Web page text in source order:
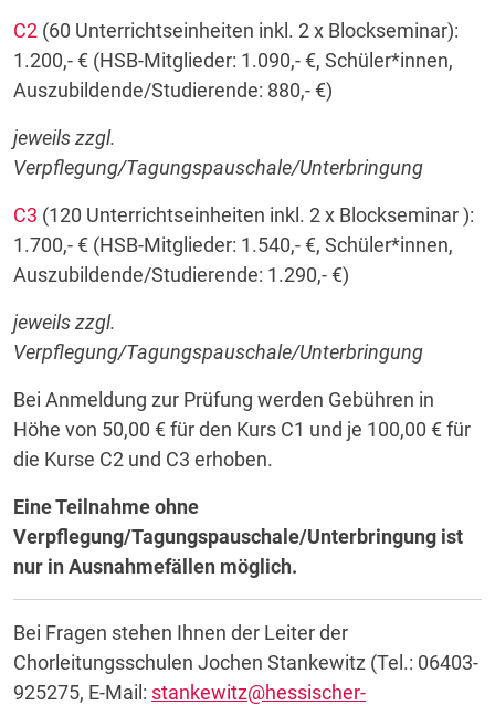
C2 (60 Unterrichtseinheiten inkl. 2 x Blockseminar):
1.200,- € (HSB-Mitglieder: 1.090,- €, Schüler*innen,
Auszubildende/Studierende: 880,- €)
jeweils zzgl.
Verpflegung/Tagungspauschale/Unterbringung
C3 (120 Unterrichtseinheiten inkl. 2 x Blockseminar ):
1.700,- € (HSB-Mitglieder: 1.540,- €, Schüler*innen,
Auszubildende/Studierende: 1.290,- €)
jeweils zzgl.
Verpflegung/Tagungspauschale/Unterbringung
Bei Anmeldung zur Prüfung werden Gebühren in
Höhe von 50,00 € für den Kurs C1 und je 100,00 € für
die Kurse C2 und C3 erhoben.
Eine Teilnahme ohne
Verpflegung/Tagungspauschale/Unterbringung ist
nur in Ausnahmefällen möglich.
Bei Fragen stehen Ihnen der Leiter der
Chorleitungsschulen Jochen Stankewitz (Tel.: 06403-
925275, E-Mail: stankewitz@hessischer-